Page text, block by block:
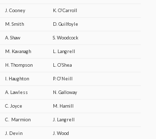
J. Cooney K. O’Carroll
M. Smith D. Guilfoyle
A. Shaw S. Woodcock
M. Kavanagh L. Langrell
H. Thompson L. O’Shea
I. Haughton P. O’Neill
A. Lawless N. Galloway
C. Joyce M. Hamill
C. Marmion J. Langrell
J. Devin J. Wood